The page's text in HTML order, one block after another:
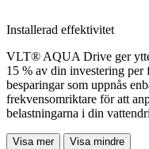
Installerad effektivitet
VLT® AQUA Drive ger
15 % av din investering per
besparingar som uppnås
frekvensomriktare för att
belastningarna i din
Visa mer Visa mindre